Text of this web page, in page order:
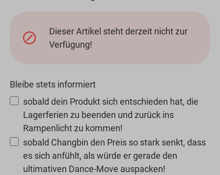
Dieser Artikel steht derzeit nicht zur
Verfügung!
Bleibe stets informiert
sobald dein Produkt sich entschieden hat, die
Lagerferien zu beenden und zurück ins
Rampenlicht zu kommen!
sobald Changbin den Preis so stark senkt, dass
es sich anfühlt, als würde er gerade den
ultimativen Dance-Move auspacken!